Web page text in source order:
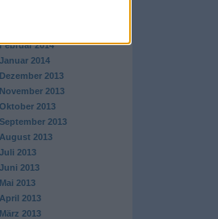
2014
Januar 2014
Dezember 2013
November 2013
Oktober 2013
September 2013
August 2013
Juli 2013
Juni 2013
Mai 2013
April 2013
März 2013